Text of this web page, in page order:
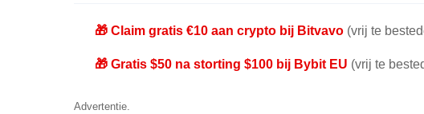
🎁 Claim gratis €10 aan crypto bij Bitvavo(vrij te
🎁 Gratis $50 na storting $100 bij Bybit EU (vrij te
Advertentie.